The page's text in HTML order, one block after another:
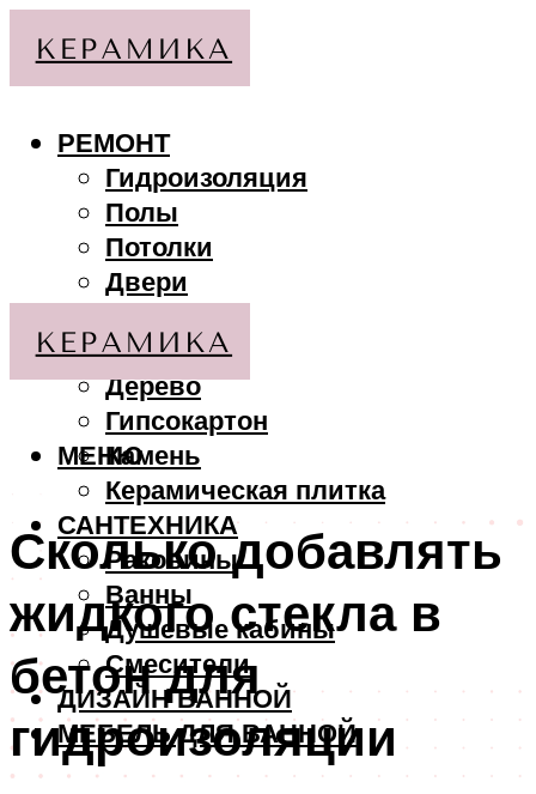
РЕМОНТ
Гидроизоляция
Полы
Потолки
Двери
МАТЕРИАЛЫ
Дерево
Гипсокартон
Камень
Керамическая плитка
САНТЕХНИКА
Раковины
Ванны
Душевые кабины
Смесители
ДИЗАЙН ВАННОЙ
МЕБЕЛЬ ДЛЯ ВАННОЙ
МЕНЮ
Сколько добавлять
жидкого стекла в
бетон для
гидроизоляции